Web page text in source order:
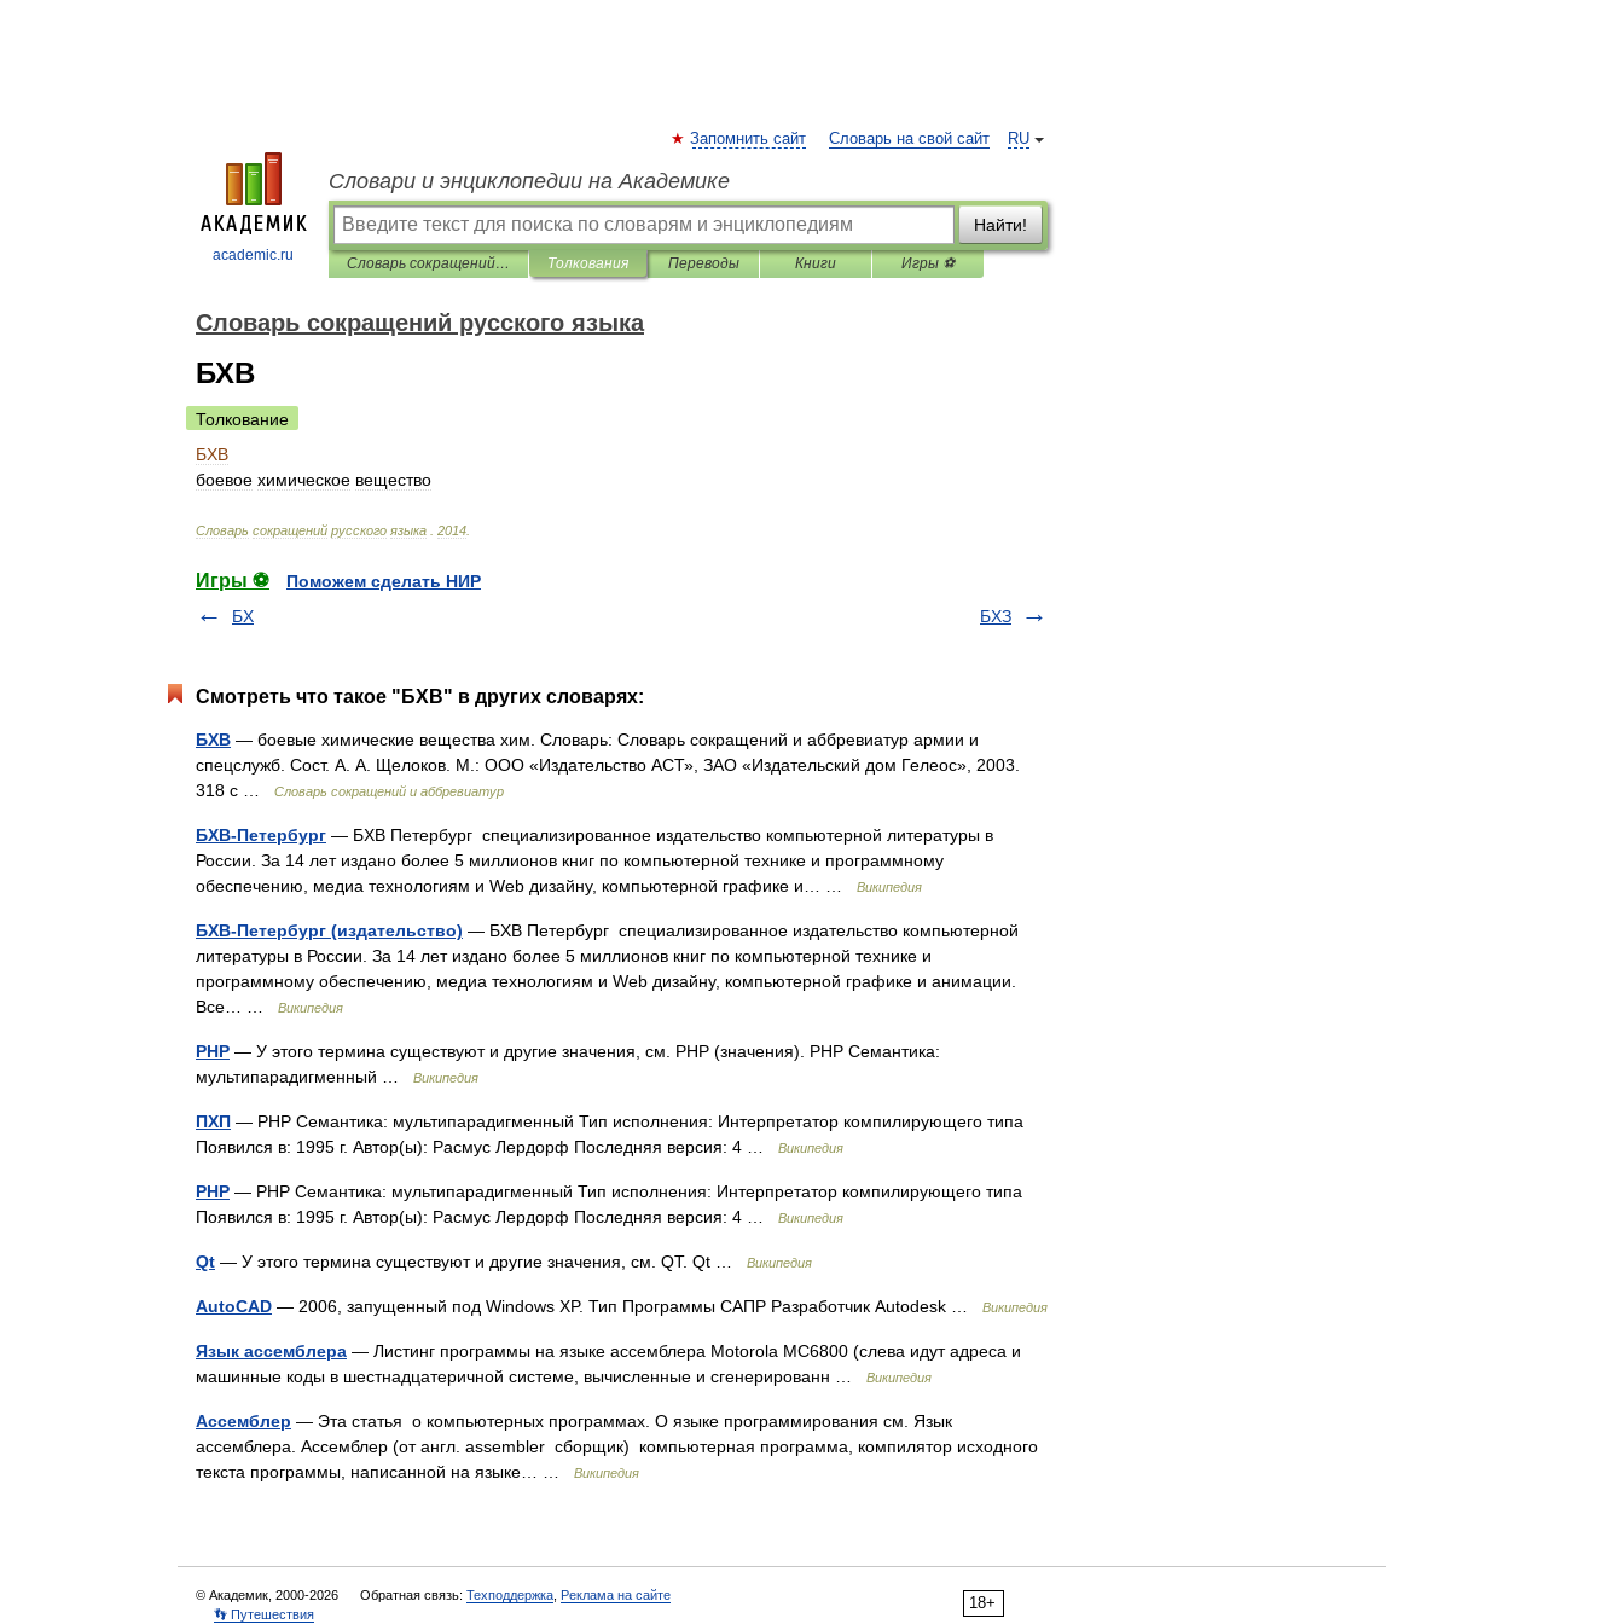
academic.ru
RU
Запомнить сайт Словарь на свой сайт
Словари и энциклопедии на Академике
Найти!
Словарь сокращений русского языка Толкования Переводы Книги Игры ⚽
Словарь сокращений русского языка
БХВ
Толкование
БХВ
боевое химическое вещество
Словарь сокращений русского языка 2014
Игры ⚽
Поможем сделать НИР
БХ
БХЗ
Смотреть что такое "БХВ" в других словарях:
БХВ — боевые химические вещества хим. Словарь: Словарь сокращений и аббревиатур армии и
спецслужб. Сост. А. А. Щелоков. М.: ООО «Издательство АСТ», ЗАО «Издательский дом Гелеос», 2003.
318 с …
Словарь сокращений и аббревиатур
БХВ-Петербург — БХВ Петербург специализированное издательство компьютерной литературы в
России. За 14 лет издано более 5 миллионов книг по компьютерной технике и программному
обеспечению, медиа технологиям и Web дизайну, компьютерной графике и… …
Википедия
БХВ-Петербург (издательство) — БХВ Петербург специализированное издательство компьютерной
литературы в России. За 14 лет издано более 5 миллионов книг по компьютерной технике и
программному обеспечению, медиа технологиям и Web дизайну, компьютерной графике и анимации.
Все… …
Википедия
PHP — У этого термина существуют и другие значения, см. PHP (значения). PHP Семантика:
мультипарадигменный …
Википедия
ПХП — PHP Семантика: мультипарадигменный Тип исполнения: Интерпретатор компилирующего типа
Появился в: 1995 г. Автор(ы): Расмус Лердорф Последняя версия: 4 …
Википедия
РНР — PHP Семантика: мультипарадигменный Тип исполнения: Интерпретатор компилирующего типа
Появился в: 1995 г. Автор(ы): Расмус Лердорф Последняя версия: 4 …
Википедия
Qt — У этого термина существуют и другие значения, см. QT. Qt … Википедия
AutoCAD — 2006, запущенный под Windows XP. Тип Программы САПР Разработчик Autodesk … Википедия
Язык ассемблера — Листинг программы на языке ассемблера Motorola MC6800 (слева идут адреса и
машинные коды в шестнадцатеричной системе, вычисленные и сгенерированн …
Википедия
Ассемблер — Эта статья о компьютерных программах. О языке программирования см. Язык
ассемблера. Ассемблер (от англ. assembler сборщик) компьютерная программа, компилятор исходного
текста программы, написанной на языке… …
Википедия
18+
© Академик, 2000-2026 Обратная связь: Техподдержка Реклама на сайте
👣 Путешествия